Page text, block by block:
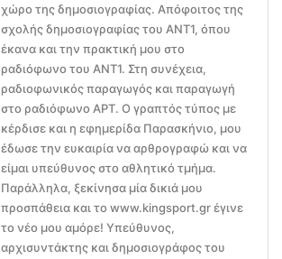
χώρο της δημοσιογραφίας. Απόφοιτος της
σχολής δημοσιογραφίας του ΑΝΤ1, όπου
έκανα και την πρακτική μου στο
ραδιόφωνο του ΑΝΤ1. Στη συνέχεια,
ραδιοφωνικός παραγωγός και παραγωγή
στο ραδιόφωνο ΑΡΤ. Ο γραπτός τύπος με
κέρδισε και η εφημερίδα Παρασκήνιο, μου
έδωσε την ευκαιρία να αρθρογραφώ και να
είμαι υπεύθυνος στο αθλητικό τμήμα.
Παράλληλα, ξεκίνησα μία δικιά μου
προσπάθεια και το www.kingsport.gr έγινε
το νέο μου αμόρε! Υπεύθυνος,
αρχισυντάκτης και δημοσιογράφος του